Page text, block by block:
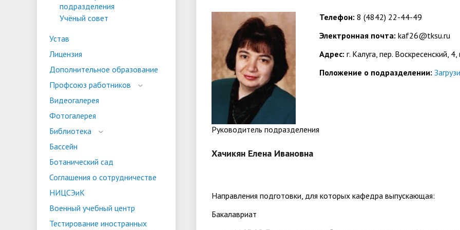
Военный учебный центр
Тестирование иностранных граждан
по русскому языку как иностранному,
истории России и основам
законодательства Российской
Федерации
Внутренняя система оценки
образования
испытаний
Отдельная квота
Информация о зачислении
Информация для иностранных
Заселение в общежитие
университета"
Педагогические науки"
подразделения
Учёный совет
Устав
Лицензия
Дополнительное образование
Профсоюз работников
Видеогалерея
Фотогалерея
Библиотека
Бассейн
Ботанический сад
Соглашения о сотрудничестве
НИЦСЭиК
Военный учебный центр
Тестирование иностранных
Pуководитель подразделения
Хачикян Елена Ивановна
Телефон: 8 (4842) 22-44-49
Электронная почта: kaf26@tksu.ru
Адрес: г. Калуга, пер. Воскресенский, 4,
Положение о подразделении:
Направления подготовки, для которых кафедра выпускающая:
Бакалавриат